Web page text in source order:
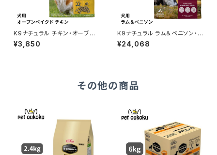
K9ナチュラル チキン・オーブン
ベイクド 1kg 942103637326
4
¥3,850
K9ナチュラル ラム＆ベニソン・フ
ィースト 1.8kg
¥24,068
その他の商品